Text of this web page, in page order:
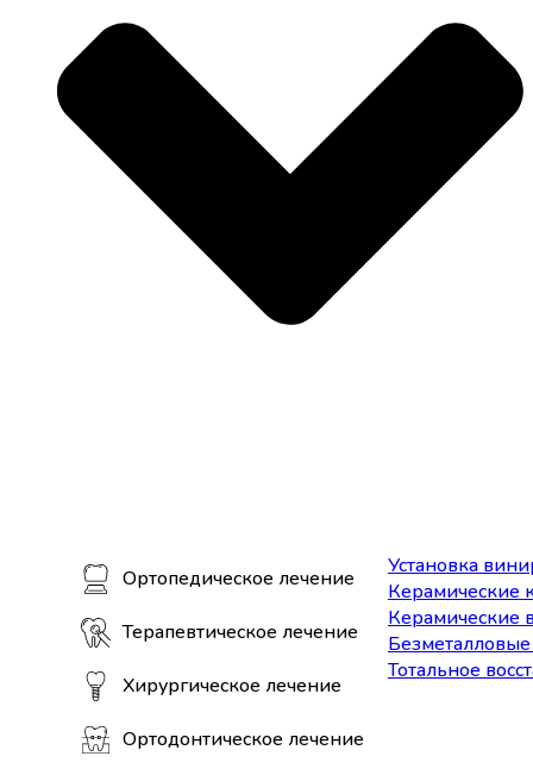
Ортопедическое лечение
Терапевтическое лечение
Хирургическое лечение
Ортодонтическое лечение
Установка
Керамические
Керамические
Тотальное